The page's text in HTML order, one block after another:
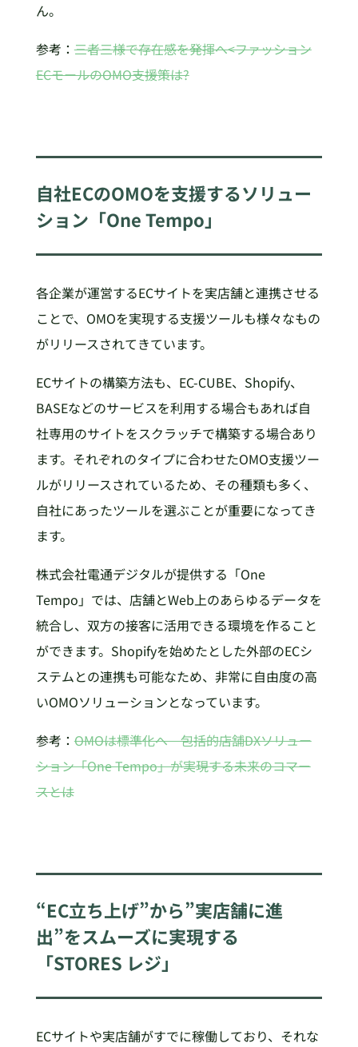
ん。
参考：三者三様で存在感を発揮へ<ファッション
ECモールのOMO支援策は?
自社ECのOMOを支援するソリュー
ション「One Tempo」
各企業が運営するECサイトを実店舗と連携させる
ことで、OMOを実現する支援ツールも様々なもの
がリリースされてきています。
ECサイトの構築方法も、EC-CUBE、Shopify、
BASEなどのサービスを利用する場合もあれば自
社専用のサイトをスクラッチで構築する場合あり
ます。それぞれのタイプに合わせたOMO支援ツー
ルがリリースされているため、その種類も多く、
自社にあったツールを選ぶことが重要になってき
ます。
株式会社電通デジタルが提供する「One
Tempo」では、店舗とWeb上のあらゆるデータを
統合し、双方の接客に活用できる環境を作ること
ができます。Shopifyを始めたとした外部のECシ
ステムとの連携も可能なため、非常に自由度の高
いOMOソリューションとなっています。
参考：OMOは標準化へ 包括的店舗DXソリュー
ション「One Tempo」が実現する未来のコマー
スとは
“EC立ち上げ”から”実店舗に進
出”をスムーズに実現する
「STORES レジ」
ECサイトや実店舗がすでに稼働しており、それな